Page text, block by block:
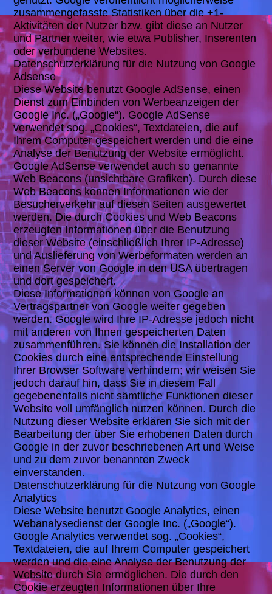
zusammengefasste Statistiken über die +1-
Aktivitäten der Nutzer bzw. gibt diese an Nutzer
und Partner weiter, wie etwa Publisher, Inserenten
oder verbundene Websites.
Datenschutzerklärung für die Nutzung von Google
Adsense
Diese Website benutzt Google AdSense, einen
Dienst zum Einbinden von Werbeanzeigen der
Google Inc. („Google“). Google AdSense
verwendet sog. „Cookies“, Textdateien, die auf
Ihrem Computer gespeichert werden und die eine
Analyse der Benutzung der Website ermöglicht.
Google AdSense verwendet auch so genannte
Web Beacons (unsichtbare Grafiken). Durch diese
Web Beacons können Informationen wie der
Besucherverkehr auf diesen Seiten ausgewertet
werden. Die durch Cookies und Web Beacons
erzeugten Informationen über die Benutzung
dieser Website (einschließlich Ihrer IP-Adresse)
und Auslieferung von Werbeformaten werden an
einen Server von Google in den USA übertragen
und dort gespeichert.
Diese Informationen können von Google an
Vertragspartner von Google weiter gegeben
werden. Google wird Ihre IP-Adresse jedoch nicht
mit anderen von Ihnen gespeicherten Daten
zusammenführen. Sie können die Installation der
Cookies durch eine entsprechende Einstellung
Ihrer Browser Software verhindern; wir weisen Sie
jedoch darauf hin, dass Sie in diesem Fall
gegebenenfalls nicht sämtliche Funktionen dieser
Website voll umfänglich nutzen können. Durch die
Nutzung dieser Website erklären Sie sich mit der
Bearbeitung der über Sie erhobenen Daten durch
Google in der zuvor beschriebenen Art und Weise
und zu dem zuvor benannten Zweck
einverstanden.
Datenschutzerklärung für die Nutzung von Google
Analytics
Diese Website benutzt Google Analytics, einen
Webanalysedienst der Google Inc. („Google“).
Google Analytics verwendet sog. „Cookies“,
Textdateien, die auf Ihrem Computer gespeichert
werden und die eine Analyse der Benutzung der
Website durch Sie ermöglichen. Die durch den
Cookie erzeugten Informationen über Ihre